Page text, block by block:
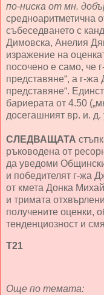
по-ниска от мн.
средноаритметична
събеседването с
Димовска, Анелия
изражение на
посочено е само, че
представяне“, а г-жа
представяне“.
бариерата от 4.50
досегашният вр. и.
СЛЕДВАЩАТА
ръководена от
да уведоми
и победителят г-жа
от кмета Донка
и тримата
получените оценки,
тенденциозност и
Т21
Още по темата: